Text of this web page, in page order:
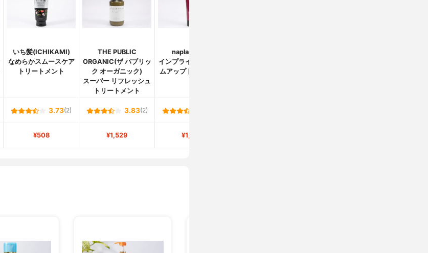
いち髪(ICHIKAMI)
なめらかスムースケア
トリートメント
THE PUBLIC
ORGANIC(ザ パブリッ
ク オーガニック)
スーパー リフレッシュ
トリートメント
napla(ナプラ)
インプライム ボリュー
ムアップトリートメン
3.73(2) 3.83(2)
¥508 ¥1,529 ¥1,000